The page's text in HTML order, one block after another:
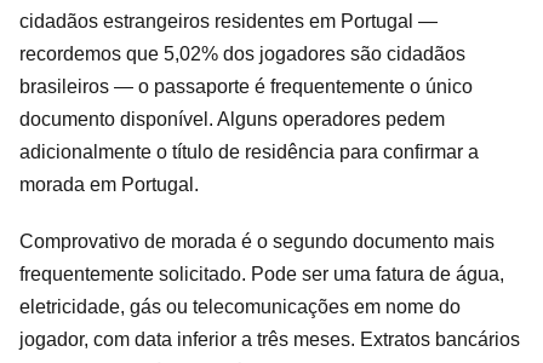
cidadãos estrangeiros residentes em Portugal —
recordemos que 5,02% dos jogadores são cidadãos
brasileiros — o passaporte é frequentemente o único
documento disponível. Alguns operadores pedem
adicionalmente o título de residência para confirmar a
morada em Portugal.
Comprovativo de morada é o segundo documento mais
frequentemente solicitado. Pode ser uma fatura de água,
eletricidade, gás ou telecomunicações em nome do
jogador, com data inferior a três meses. Extratos bancários